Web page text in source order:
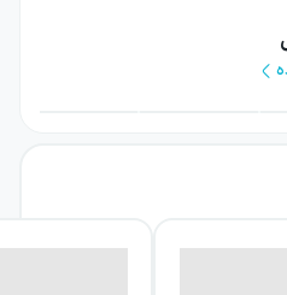
با عنوان «کتاب‌خوان
دانش‌آموز با پرسش از
و استنباط و تفکر را
ششم گاج برای چه